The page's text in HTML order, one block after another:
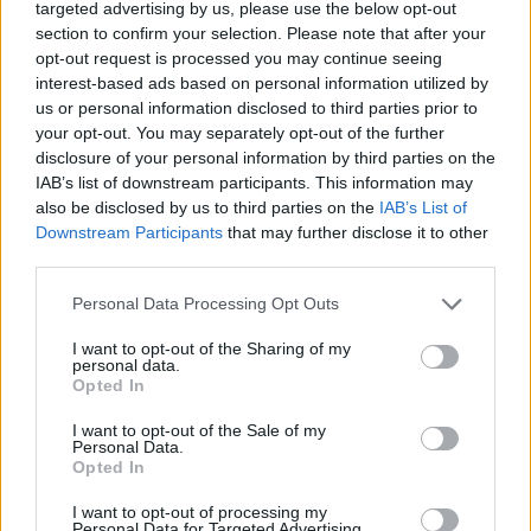
targeted advertising by us, please use the below opt-out
section to confirm your selection. Please note that after your
opt-out request is processed you may continue seeing
interest-based ads based on personal information utilized by
us or personal information disclosed to third parties prior to
your opt-out. You may separately opt-out of the further
disclosure of your personal information by third parties on the
IAB’s list of downstream participants. This information may
also be disclosed by us to third parties on the IAB’s List of
Downstream Participants that may further disclose it to other
Please note that this website/app uses one or more Google
not limited to your visit or usage behaviour. You may click to
grant or deny consent to Google and its third-party tags to
use your data for below specified purposes in below Google
consent section.
Personal Data Processing Opt Outs
I want to opt-out of the Sharing of my
personal data.
Opted In
I want to opt-out of the Sale of my
Personal Data.
Opted In
I want to opt-out of processing my
főként a városligeti Körszínházban -
megrendezte a Kalevalát, a Rámajánát, a
Gilgamest, az Énekek énekét, a Karagözt.
Olyanokkal ismertette meg az ősi eposzokat,
akik különben egy sort sem olvastak volna
belőlük. Nem törődött azzal, hogy egzotikus
darabjai miatt rajta köszörülték nyelvüket a
humoristák, ő fontosnak tartotta, amit csinál,
küldetéstudata volt. A társadalomban aktív,
politizáló, moralizáló színházat csinált hosszú
ideig kitűnően, aztán az 1980-as évek végén
divatnak, és zenés produkciókat is
bemutatott.
1991-ben egészségi állapotára hivatkozva
lemondott a Thália Színház vezetéséről.
magyar nyelvű színházak fiataljaival